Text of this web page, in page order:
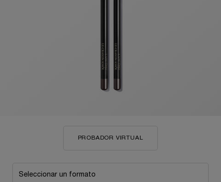
PROBADOR VIRTUAL
Seleccionar un formato